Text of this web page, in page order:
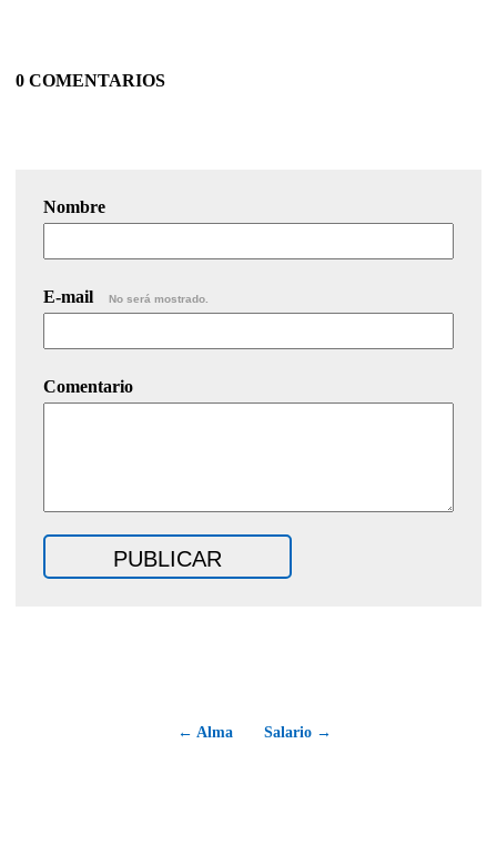
0 COMENTARIOS
Nombre
E-mail No será mostrado.
Comentario
← Alma Salario →